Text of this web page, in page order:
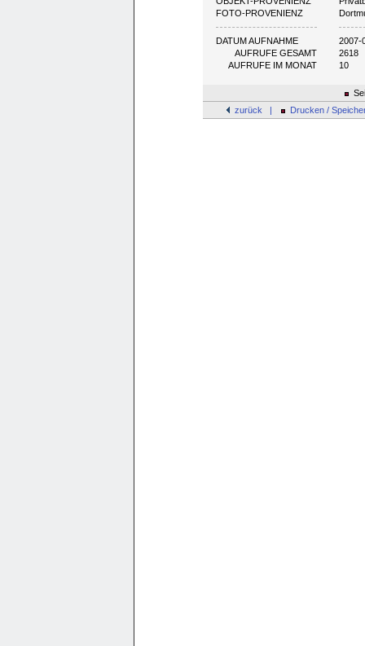
FOTO-PROVENIENZ
DATUM AUFNAHME
2007-
AUFRUFE GESAMT
2618
AUFRUFE IM MONAT
10
zurück |
Drucken /